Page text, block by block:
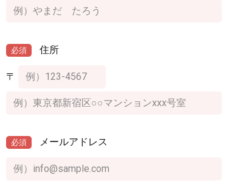
必須 住所
〒
必須 メールアドレス